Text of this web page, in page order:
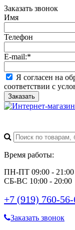
Заказать звонок
Имя
Телефон
E-mail:*
Я согласен на
соответствии с
Заказать
Время работы:
ПН-ПТ 09:00 - 21:00
СБ-ВС 10:00 - 20:00
+7 (919) 760-
Заказать звонок